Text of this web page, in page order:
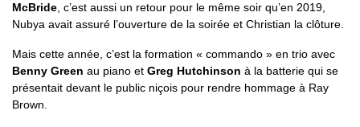
McBride, c’est aussi un retour pour le même soir qu’en 2019,
Nubya avait assuré l’ouverture de la soirée et Christian la clôture.
Mais cette année, c’est la formation « commando » en trio avec
Benny Green au piano et Greg Hutchinson à la batterie qui se
présentait devant le public niçois pour rendre hommage à Ray
Brown.